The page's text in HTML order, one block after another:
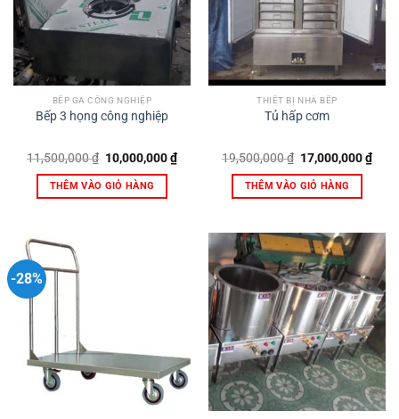
BẾP GA CÔNG NGHIỆP
Bếp 3 họng công nghiệp
11,500,000₫ Giá
gốc
là:
11,500,000 ₫.
10,000,000₫Giá
hiện
10,000,000 ₫.
THÊM VÀO GIỎ HÀNG
THIẾT BỊ NHÀ BẾP
Tủ hấp cơm
19,500,000₫ Giá
gốc
là:
19,500,000 ₫.
17,000,000₫Giá
hiện
THÊM VÀO GIỎ HÀNG
-28%